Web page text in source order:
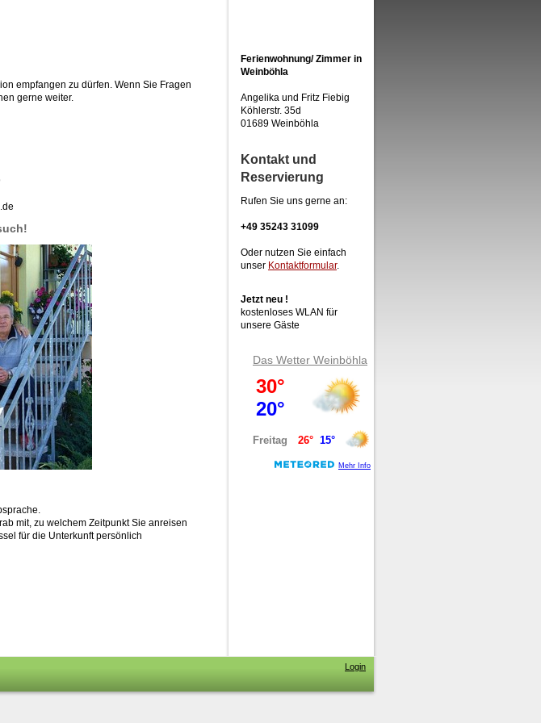
empfangen zu dürfen. Wenn Sie Fragen
gerne weiter.
mit, zu welchem Zeitpunkt Sie anreisen
für die Unterkunft persönlich
Ferienwohnung/ Zimmer in
Weinböhla
Angelika und Fritz Fiebig
Köhlerstr. 35d
01689 Weinböhla
Kontakt und
Reservierung
Rufen Sie uns gerne an:
+49 35243 31099
Oder nutzen Sie einfach
unser Kontaktformular.
Jetzt neu !
kostenloses WLAN für
unsere Gäste
Das Wetter Weinböhla
Login